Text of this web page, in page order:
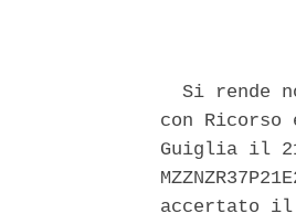
Si rende
con Ricorso
Guiglia il
accertato il